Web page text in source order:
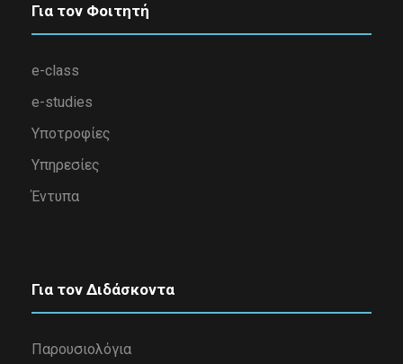
Για τον Φοιτητή
e-class
e-studies
Υποτροφίες
Υπηρεσίες
Έντυπα
Για τον Διδάσκοντα
Παρουσιολόγια